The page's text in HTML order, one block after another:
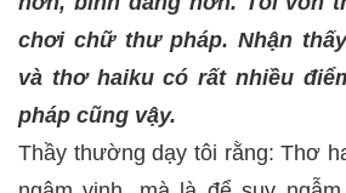
chơi chữ thư pháp. Nhận
và thơ haiku có rất nhiều
pháp cũng vậy.
Thầy thường dạy tôi rằng: Thơ